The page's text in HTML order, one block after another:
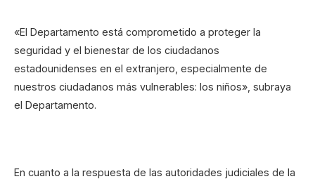
«El Departamento está comprometido a proteger la
seguridad y el bienestar de los ciudadanos
estadounidenses en el extranjero, especialmente de
nuestros ciudadanos más vulnerables: los niños», subraya
el Departamento.
En cuanto a la respuesta de las autoridades judiciales de la